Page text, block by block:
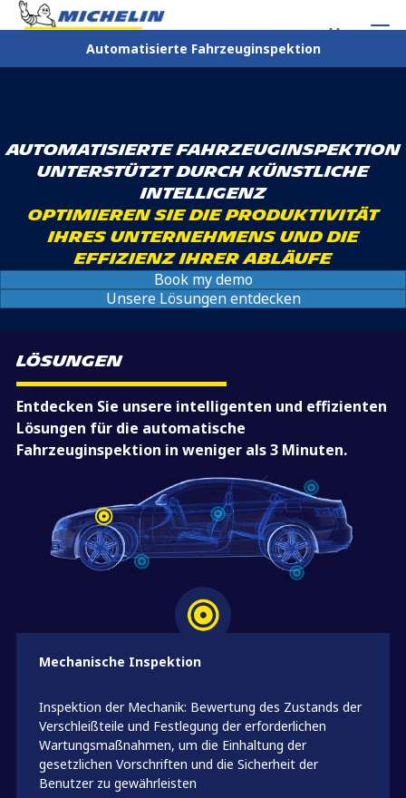
Automatisierte Fahrzeuginspektion
Menu
AUTOMATISIERTE FAHRZEUGINSPEKTION
UNTERSTÜTZT DURCH KÜNSTLICHE
INTELLIGENZ
Optimieren Sie die Produktivität
Ihres Unternehmens und die
Effizienz Ihrer Abläufe
Book my demo
Unsere Lösungen entdecken
Lösungen
Entdecken Sie unsere intelligenten und effizienten
Lösungen für die automatische
Fahrzeuginspektion in weniger als 3 Minuten.
Mechanische Inspektion
Inspektion der Mechanik: Bewertung des Zustands der
Verschleißteile und Festlegung der erforderlichen
Wartungsmaßnahmen, um die Einhaltung der
gesetzlichen Vorschriften und die Sicherheit der
Benutzer zu gewährleisten